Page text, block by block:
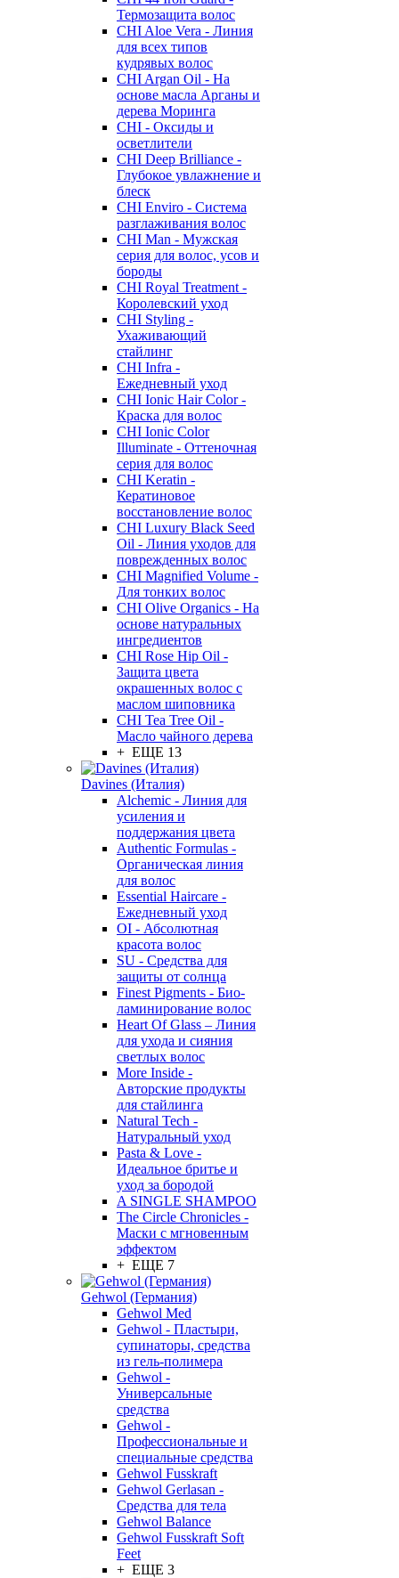
Термозащита волос
CHI Aloe Vera - Линия
для всех типов
кудрявых волос
CHI Argan Oil - На
основе масла Арганы и
дерева Моринга
CHI - Оксиды и
осветлители
CHI Deep Brilliance -
Глубокое увлажнение и
блеск
CHI Enviro - Система
разглаживания волос
CHI Man - Мужская
серия для волос, усов и
бороды
CHI Royal Treatment -
Королевский уход
CHI Styling -
Ухаживающий
стайлинг
CHI Infra -
Ежедневный уход
CHI Ionic Hair Color -
Краска для волос
CHI Ionic Color
Illuminate - Оттеночная
серия для волос
CHI Keratin -
Кератиновое
восстановление волос
CHI Luxury Black Seed
Oil - Линия уходов для
поврежденных волос
CHI Magnified Volume -
Для тонких волос
CHI Olive Organics - На
основе натуральных
ингредиентов
CHI Rose Hip Oil -
Защита цвета
окрашенных волос с
маслом шиповника
CHI Tea Tree Oil -
Масло чайного дерева
+ ЕЩЕ 13
Davines (Италия)
Alchemic - Линия для
усиления и
поддержания цвета
Authentic Formulas -
Органическая линия
для волос
Essential Haircare -
Eжедневный уход
OI - Абсолютная
красота волос
SU - Средства для
защиты от солнца
Finest Pigments - Био-
ламинирование волос
Heart Of Glass – Линия
для ухода и сияния
светлых волос
More Inside -
Авторские продукты
для стайлинга
Natural Tech -
Натуральный уход
Pasta & Love -
Идеальное бритье и
уход за бородой
A SINGLE SHAMPOO
The Circle Chronicles -
Маски с мгновенным
эффектом
+ ЕЩЕ 7
Gehwol (Германия)
Gehwol Med
Gehwol - Пластыри,
супинаторы, средства
из гель-полимера
Gehwol -
Универсальные
средства
Gehwol -
Профессиональные и
специальные средства
Gehwol Fusskraft
Gehwol Gerlasan -
Средства для тела
Gehwol Balance
Gehwol Fusskraft Soft
Feet
+ ЕЩЕ 3